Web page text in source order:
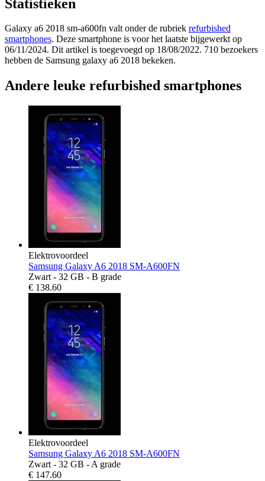
Statistieken
Galaxy a6 2018 sm-a600fn valt onder de rubriek refurbished
smartphones. Deze smartphone is voor het laatste bijgewerkt op
06/11/2024. Dit artikel is toegevoegd op 18/08/2022. 710 bezoekers
hebben de Samsung galaxy a6 2018 bekeken.
Andere leuke refurbished smartphones
Elektrovoordeel
Samsung Galaxy A6 2018 SM-A600FN
Zwart - 32 GB - B grade
€ 138.60
Elektrovoordeel
Samsung Galaxy A6 2018 SM-A600FN
Zwart - 32 GB - A grade
€ 147.60